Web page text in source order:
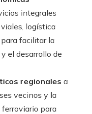
integrales
logística
facilitar la
el desarrollo de
regionales a
vecinos y la
para